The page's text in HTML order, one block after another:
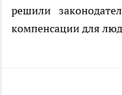
решили
компенсации для